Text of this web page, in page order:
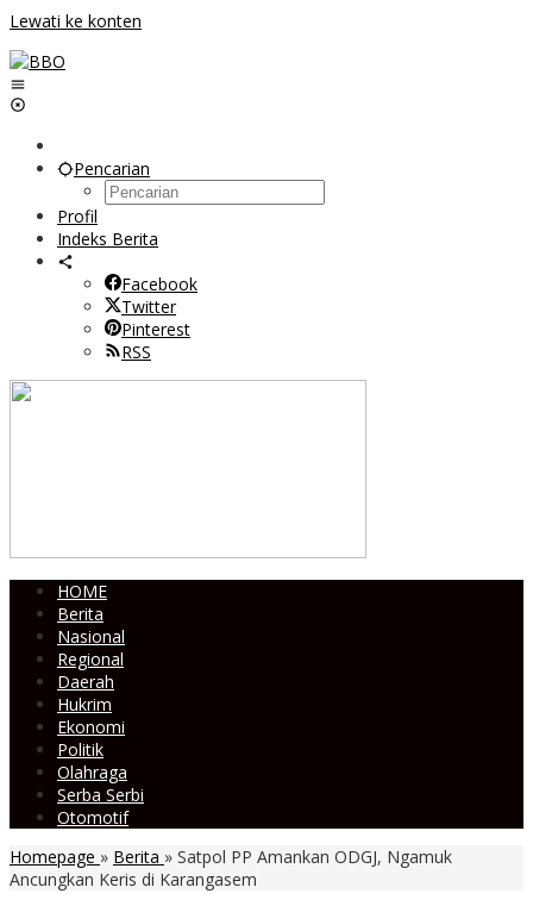
Lewati ke konten
Pencarian
Profil
Indeks Berita
Facebook
Twitter
Pinterest
RSS
HOME
Berita
Nasional
Regional
Daerah
Hukrim
Ekonomi
Politik
Olahraga
Serba Serbi
Otomotif
Homepage » Berita » Satpol PP Amankan ODGJ, Ngamuk
Ancungkan Keris di Karangasem